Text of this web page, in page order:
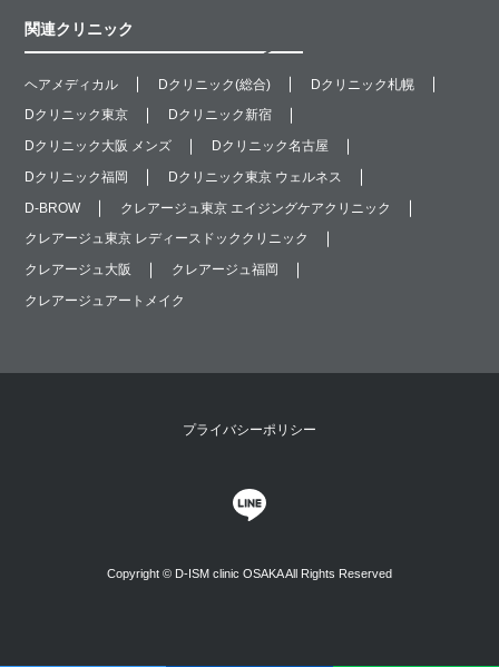
ショッピングスレッド
関連クリニック
ヘアメディカル Dクリニック(総合)
Dクリニック札幌
Dクリニック東京
Dクリニック新宿
Dクリニック大阪 メンズ
Dクリニック名古屋
Dクリニック福岡
Dクリニック東京 ウェルネス
D-BROW
クレアージュ東京 エイジングケアクリニック
クレアージュ東京 レディースドッククリニック
クレアージュ大阪
クレアージュ福岡
クレアージュアートメイク
プライバシーポリシー
Copyright © D-ISM clinic OSAKA All Rights Reserved